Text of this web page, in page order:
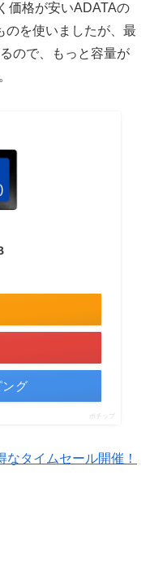
価格が安いADATAの
のを使いましたが、最
ので、もっと容量が
ング
ポチップ
なタイムセール開催！